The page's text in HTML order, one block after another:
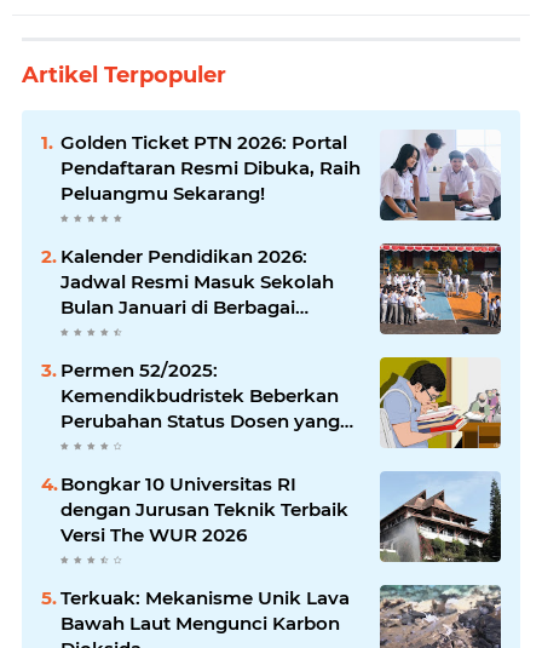
Artikel Terpopuler
Golden Ticket PTN 2026: Portal
Pendaftaran Resmi Dibuka, Raih
Peluangmu Sekarang!
Kalender Pendidikan 2026:
Jadwal Resmi Masuk Sekolah
Bulan Januari di Berbagai
Daerah
Permen 52/2025:
Kemendikbudristek Beberkan
Perubahan Status Dosen yang
Krusial
Bongkar 10 Universitas RI
dengan Jurusan Teknik Terbaik
Versi The WUR 2026
Terkuak: Mekanisme Unik Lava
Bawah Laut Mengunci Karbon